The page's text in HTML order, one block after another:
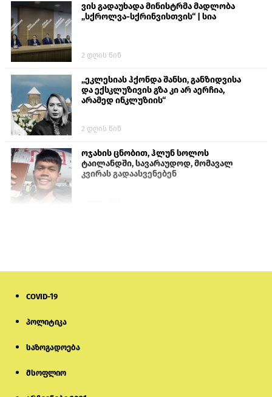
ვის გადაუხადა მინისტრმა მადლობა
„სქროლვა-სქრინვისთვის“ | სია
2 დღის წინ
„ეკლესიას ჰქონდა შანსი, განზიდვისა
და ექსკლუზივის გზა კი არ აერჩია,
არამედ ინკლუზიის“
2 დღის წინ
ოჯახის ცნობით, ჰლუნ სოლოს
ტაილანდში, სავარაუდოდ, მომავალ
კვირას გადაასვენებენ
სომხეთში გამოძიება დაიწყო
COVID-19
პოლიტიკა
საზოგადოება
მსოფლიო